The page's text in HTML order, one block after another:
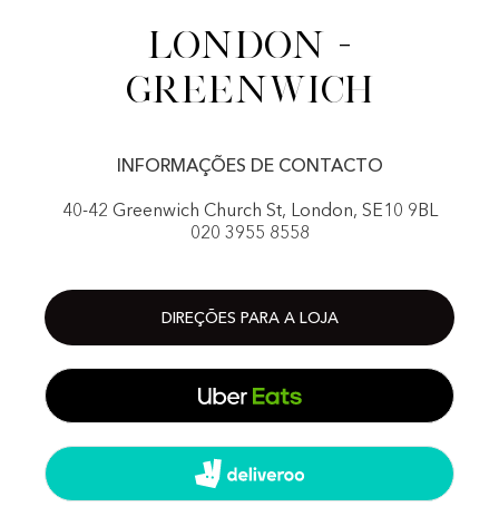
London -
Greenwich
INFORMAÇÕES DE CONTACTO
40-42 Greenwich Church St, London, SE10 9BL
020 3955 8558
DIREÇÕES PARA A LOJA